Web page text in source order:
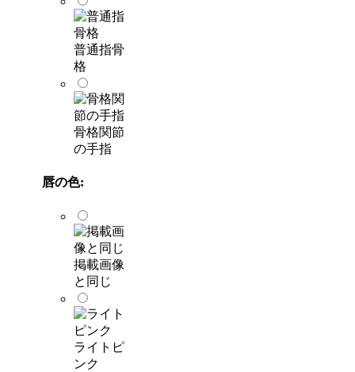
普通指骨
格
骨格関節
の手指
唇の色:
掲載画像
と同じ
ライトピ
ンク